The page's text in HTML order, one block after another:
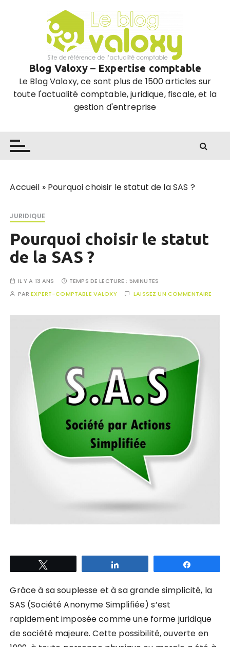
Blog Valoxy – Expertise comptable
Le Blog Valoxy, ce sont plus de 1500 articles sur
toute l'actualité comptable, juridique, fiscale, et la
gestion d'entreprise
Accueil » Pourquoi choisir le statut de la SAS ?
JURIDIQUE
Pourquoi choisir le statut
de la SAS ?
IL Y A 13 ANS TEMPS DE LECTURE : 5MINUTES
PAREXPERT-COMPTABLE VALOXY LAISSEZ UN COMMENTAIRE
Grâce à sa souplesse et à sa grande simplicité, la
SAS (Société Anonyme Simplifiée) s’est
rapidement imposée comme une forme juridique
de société majeure. Cette possibilité, ouverte en